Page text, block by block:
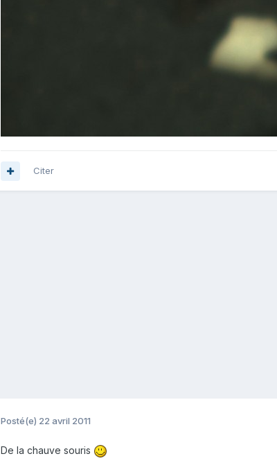
Citer
Posté(e) 22 avril 2011
De la chauve souris